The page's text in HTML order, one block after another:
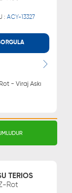
: ACY-13327
TERIOS
Rot